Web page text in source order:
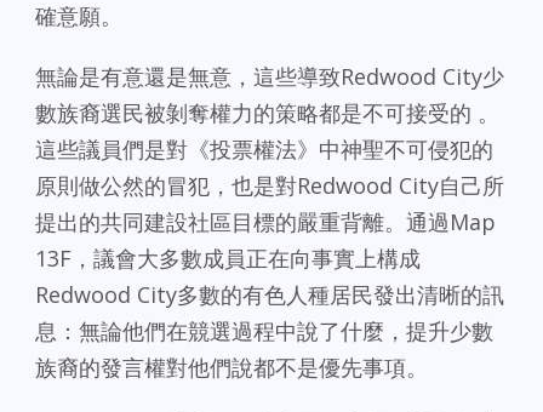
確意願。
無論是有意還是無意，這些導致Redwood City少
數族裔選民被剝奪權力的策略都是不可接受的 。
這些議員們是對《投票權法》中神聖不可侵犯的
原則做公然的冒犯，也是對Redwood City自己所
提出的共同建設社區目標的嚴重背離。通過Map
13F，議會大多數成員正在向事實上構成
Redwood City多數的有色人種居民發出清晰的訊
息：無論他們在競選過程中說了什麼，提升少數
族裔的發言權對他們說都不是優先事項。